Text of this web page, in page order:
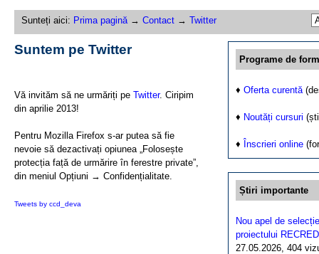
Sunteți aici: Prima pagină→ Contact → Twitter
Programe de
♦ Oferta curentă
♦ Noutăți cursuri
♦ Înscrieri online
Știri importante
Nou apel de
proiectului RECRED
27.05.2026, 404
Suntem pe Twitter
Vă invităm să ne urmăriți pe Twitter. Ciripim
din aprilie 2013!
Pentru Mozilla Firefox s-ar putea să fie
nevoie să dezactivați opiunea „Folosește
protecția față de urmărire în ferestre private”,
din meniul Opțiuni → Confidențialitate.
Tweets by ccd_deva